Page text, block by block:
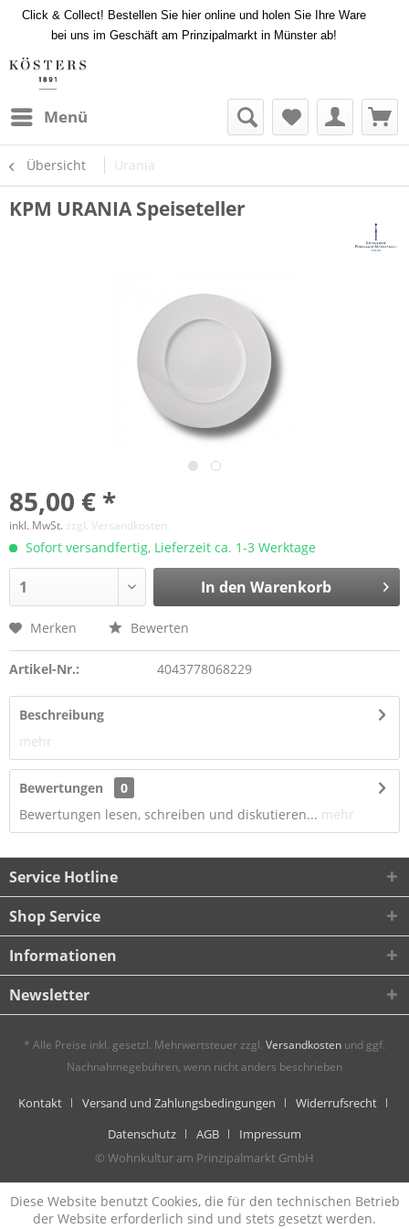
Click & Collect! Bestellen Sie hier online und holen Sie Ihre Ware
bei uns im Geschäft am Prinzipalmarkt in Münster ab!
Menü
Übersicht Urania
KPM URANIA Speiseteller
85,00 € *
inkl. MwSt. zzgl. Versandkosten
Sofort versandfertig, Lieferzeit ca. 1-3 Werktage
In den Warenkorb
Merken Bewerten
Artikel-Nr.: 4043778068229
Beschreibung
mehr
Bewertungen
0
Bewertungen lesen, schreiben und diskutieren... mehr
Service Hotline
Shop Service
Informationen
Newsletter
* Alle Preise inkl. gesetzl. Mehrwertsteuer zzgl. Versandkosten und ggf.
Nachnahmegebühren, wenn nicht anders beschrieben
Kontakt Versand und Zahlungsbedingungen
Widerrufsrecht
Datenschutz
AGB
Impressum
© Wohnkultur am Prinzipalmarkt GmbH
Diese Website benutzt Cookies, die für den technischen Betrieb
der Website erforderlich sind und stets gesetzt werden.